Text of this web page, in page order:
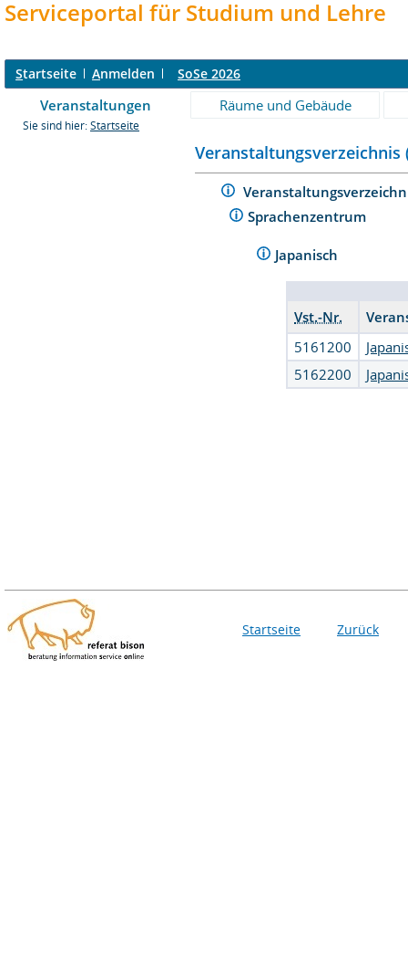
Serviceportal für Studium und Lehre
Startseite Anmelden SoSe 2026
Veranstaltungen Räume und Gebäude
Sie sind hier: Startseite
Veranstaltungsverzeichnis
Sprachenzentrum
Japanisch
Vst.-Nr.
5161200
5162200
Startseite Zurück